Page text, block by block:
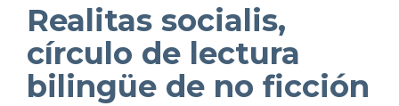
Realitas socialis,
círculo de lectura
bilingüe de no ficción